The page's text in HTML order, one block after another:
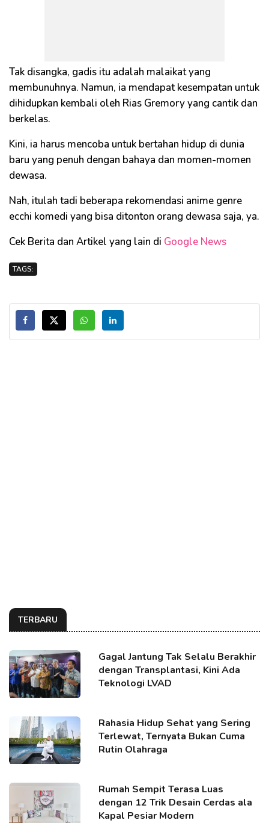
Tak disangka, gadis itu adalah malaikat yang
membunuhnya. Namun, ia mendapat kesempatan untuk
dihidupkan kembali oleh Rias Gremory yang cantik dan
berkelas.
Kini, ia harus mencoba untuk bertahan hidup di dunia
baru yang penuh dengan bahaya dan momen-momen
dewasa.
Nah, itulah tadi beberapa rekomendasi anime genre
ecchi komedi yang bisa ditonton orang dewasa saja, ya.
Cek Berita dan Artikel yang lain di Google News
TAGS:
TERBARU
Gagal Jantung Tak Selalu Berakhir
dengan Transplantasi, Kini Ada
Teknologi LVAD
Rahasia Hidup Sehat yang Sering
Terlewat, Ternyata Bukan Cuma
Rutin Olahraga
Rumah Sempit Terasa Luas
dengan 12 Trik Desain Cerdas ala
Kapal Pesiar Modern